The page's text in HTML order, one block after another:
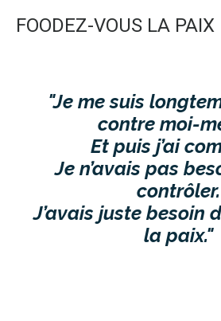
FOODEZ-VOUS LA PAIX
"Je me suis
contre moi-
Et puis j’ai
Je n’avais pas
contrôler.
J’avais juste besoin
la paix."